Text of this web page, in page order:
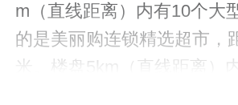
m（直线距离）内有10个大
的是美丽购连锁精选超市，
米。楼盘5km（直线距离）